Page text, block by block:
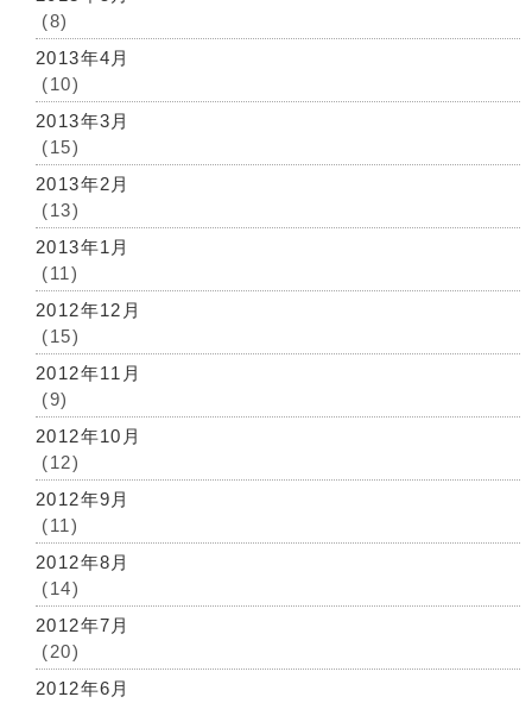
(8)
2013年4月
(10)
2013年3月
(15)
2013年2月
(13)
2013年1月
(11)
2012年12月
(15)
2012年11月
(9)
2012年10月
(12)
2012年9月
(11)
2012年8月
(14)
2012年7月
(20)
2012年6月